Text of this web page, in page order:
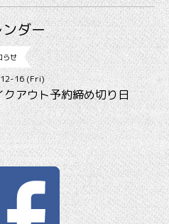
ダー
らせ
16 (Fri)
アウト予約締め切り日